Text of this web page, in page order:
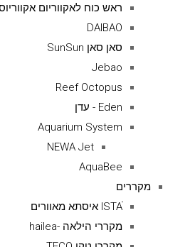
ראש כוח לאקווריום
DAIBAO
סאן סאן SunSun
Jebao
Reef Octopus
Eden - עדן
Aquarium System
NEWA Jet
AquaBee
מקררים
ISTAׁׂ איסתא מאוורים
מקררי הילאה -hailea